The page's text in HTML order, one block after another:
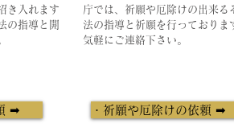
き入れます
の指導と開
庁では、祈願や厄除けの出来る
法の指導と祈願を行っておりま
気軽にご連絡下さい。
頼 ➡ ・祈願や厄除けの依頼